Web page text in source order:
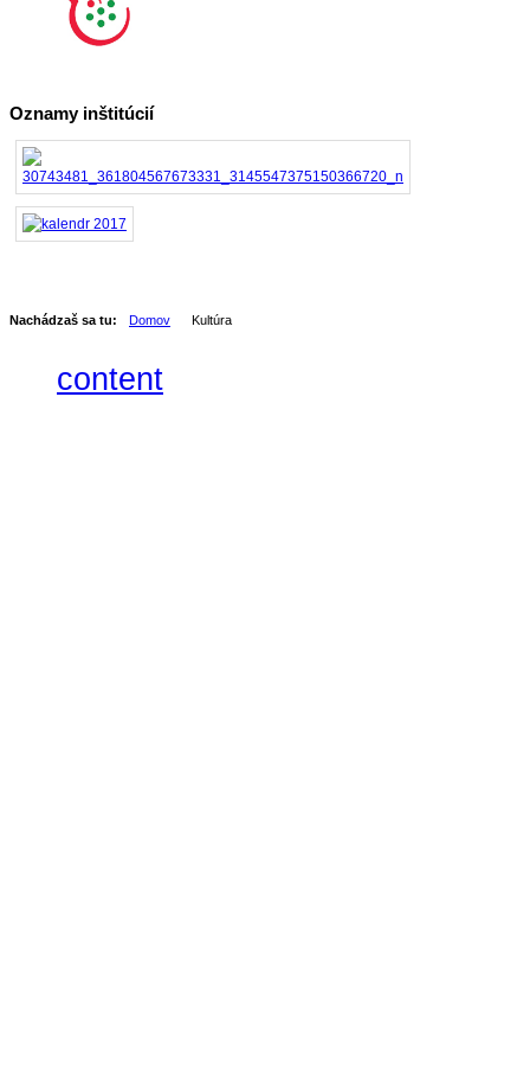
Oznamy inštitúcií
Nachádzaš sa tu: Domov Kultúra
content